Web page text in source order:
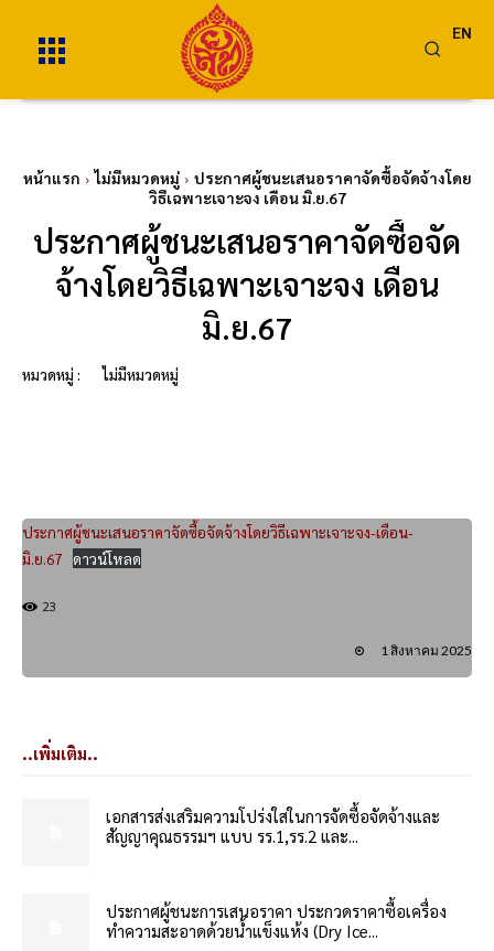
EN
หน้าแรก ไม่มีหมวดหมู่
ประกาศผู้ชนะเสนอราคาจัดซื้อจัดจ้างโดย
วิธีเฉพาะเจาะจง เดือน มิ.ย.67
ประกาศผู้ชนะเสนอราคาจัดซื้อจัด
จ้างโดยวิธีเฉพาะเจาะจง เดือน
มิ.ย.67
หมวดหมู่ : ไม่มีหมวดหมู่
ประกาศผู้ชนะเสนอราคาจัดซื้อจัดจ้างโดยวิธีเฉพาะเจาะจง-เดือน-
มิ.ย.67
ดาวน์โหลด
23
1 สิงหาคม 2025
..เพิ่มเติม..
เอกสารส่งเสริมความโปร่งใสในการจัดซื้อจัดจ้างและ
สัญญาคุณธรรมฯ แบบ รร.1,รร.2 และ...
ประกาศผู้ชนะการเสนอราคา ประกวดราคาซื้อเครื่อง
ทำความสะอาดด้วยน้ำแข็งแห้ง (Dry Ice...